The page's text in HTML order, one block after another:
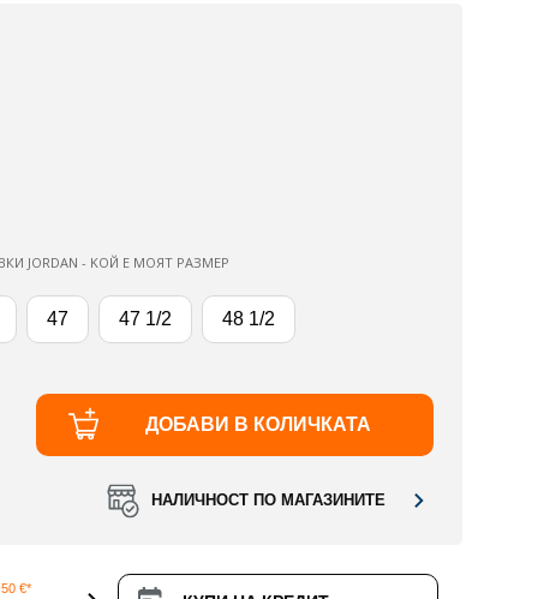
JORDAN - KОЙ Е МОЯТ РАЗМЕР
47 47 1/2 48 1/2
ДОБАВИ В КОЛИЧКАТА
НАЛИЧНОСТ ПО МАГАЗИНИТЕ
€*